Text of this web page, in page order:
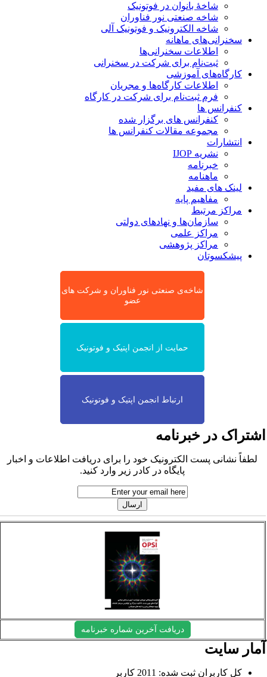
شاخۀ بانوان در فوتونیک
شاخه صنعتی نور فناوران
شاخه‌ الکترونیک و فوتونیک آلی
سخنرانی‌های ماهانه
اطلاعات سخنرانی‌‌ها
ثبت‌نام برای شرکت در سخنرانی
کارگاه‌های آموزشی
اطلاعات کارگاه‌ها و مجریان
فرم ثبت‌نام برای شرکت در کارگاه
کنفرانس ها
کنفرانس های برگزار شده
مجموعه مقالات کنفرانس ها
انتشارات
نشریه IJOP
خبرنامه
ماهنامه
لینک های مفید
مفاهیم پایه
مراکز مرتبط
سازمان‌ها و نهادهای دولتی
مراکز علمی
مراکز پژوهشی
پیشکسوتان
شاخه‌ی صنعتی نور فناوران و شرکت های
عضو
حمایت از انجمن اپتیک و فوتونیک
ارتباط انجمن اپتیک و فوتونیک
در خبرنامه
لطفاً نشانی پست الکترونیک خود را برای دریافت اطلاعات و اخبار
پایگاه در کادر زیر وارد کنید.
دریافت آخرین شماره خبرنامه
سایت
کل کاربران ثبت شده: 2011 کاربر